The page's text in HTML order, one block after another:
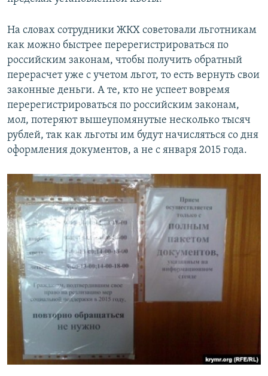
На словах сотрудники ЖКХ советовали льготникам
как можно быстрее перерегистрироваться по
российским законам, чтобы получить обратный
перерасчет уже с учетом льгот, то есть вернуть свои
законные деньги. А те, кто не успеет вовремя
перерегистрироваться по российским законам,
мол, потеряют вышеупомянутые несколько тысяч
рублей, так как льготы им будут начисляться со дня
оформления документов, а не с января 2015 года.